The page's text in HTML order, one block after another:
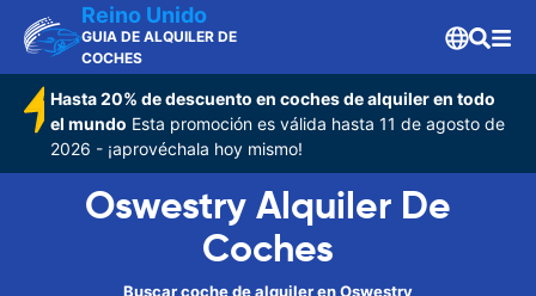
Reino Unido
GUIA DE ALQUILER DE
COCHES
Hasta 20% de descuento en coches de alquiler en todo
el mundo Esta promoción es válida hasta 11 de agosto de
2026 - ¡aprovéchala hoy mismo!
Oswestry Alquiler De
Coches
Buscar coche de alquiler en Oswestry